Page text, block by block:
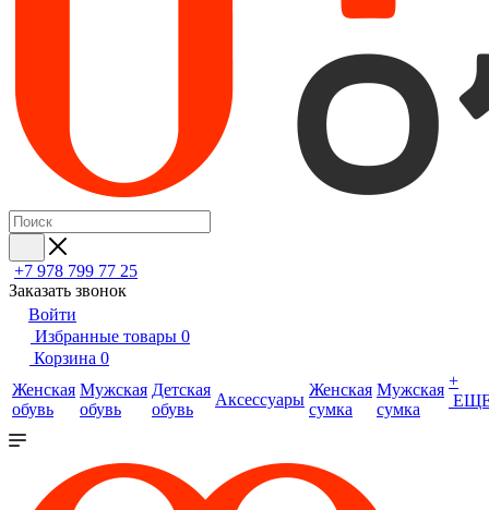
+7 978 799 77 25
Заказать звонок
Войти
Избранные товары 0
Корзина 0
Женская
обувь
Мужская
обувь
Детская
обувь
Аксессуары
Женская
сумка
Мужская
сумка
+